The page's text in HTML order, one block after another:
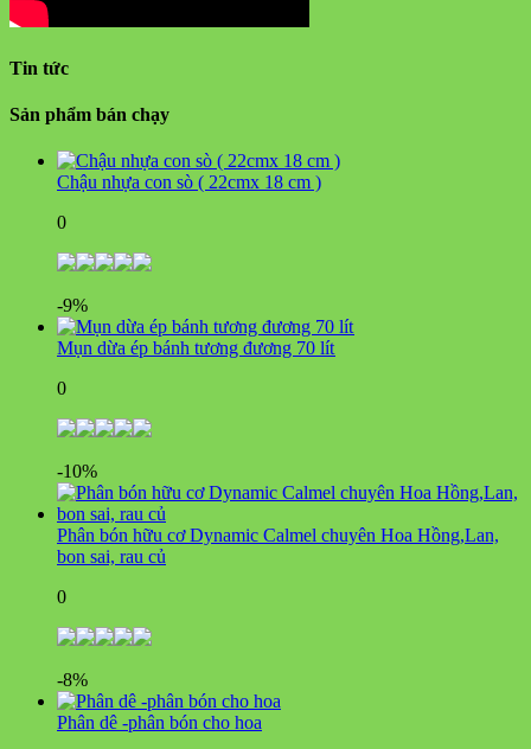
Tin tức
Sản phẩm bán chạy
Chậu nhựa con sò ( 22cmx 18 cm )
0
-9%
Mụn dừa ép bánh tương đương 70 lít
0
-10%
Phân bón hữu cơ Dynamic Calmel chuyên Hoa Hồng,Lan,
bon sai, rau củ
0
-8%
Phân dê -phân bón cho hoa